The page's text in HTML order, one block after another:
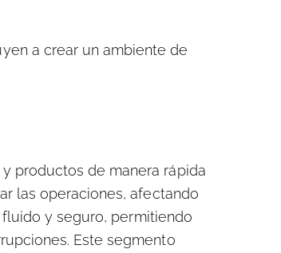
a crear un ambiente de
productos de manera rápida
las operaciones, afectando
y seguro, permitiendo
Este segmento